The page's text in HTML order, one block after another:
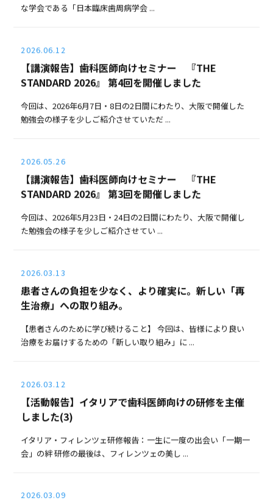
な学会である「日本臨床歯周病学会 ...
2026.06.12
【講演報告】歯科医師向けセミナー 『THE
STANDARD 2026』 第4回を開催しました
今回は、2026年6月7日・8日の2日間にわたり、大阪で開催した
勉強会の様子を少しご紹介させていただ ...
2026.05.26
【講演報告】歯科医師向けセミナー 『THE
STANDARD 2026』 第3回を開催しました
今回は、2026年5月23日・24日の2日間にわたり、大阪で開催し
た勉強会の様子を少しご紹介させてい ...
2026.03.13
患者さんの負担を少なく、より確実に。新しい「再
生治療」への取り組み。
【患者さんのために学び続けること】 今回は、皆様により良い
治療をお届けするための「新しい取り組み」に ...
2026.03.12
【活動報告】イタリアで歯科医師向けの研修を主催
しました(3)
イタリア・フィレンツェ研修報告：一生に一度の出会い「一期一
会」の絆 研修の最後は、フィレンツェの美し ...
2026.03.09